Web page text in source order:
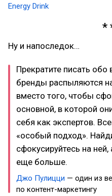
Energy Drink
Ну и напоследок…
Прекратите писать
бренды распыляются
вместо того, чтобы
основной, в которой
себя как экспертов.
«особый подход».
сфокусируйтесь на
еще больше.
Джо Пулицци — один из
по контент-маркетингу